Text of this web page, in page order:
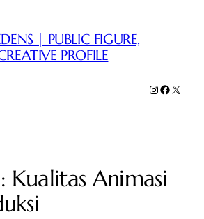
| PUBLIC FIGURE,
PROFILE
Instagram
Facebook
X
Kualitas Animasi